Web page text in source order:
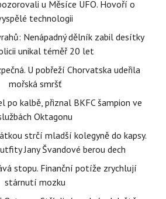
u Měsíce UFO. Hovoří o
technologii
Nenápadný dělník zabil desítky
unikal téměř 20 let
U pobřeží Chorvatska udeřila
mořská smršť
po kalbě, přiznal BKFC šampion ve
Oktagonu
strčí mladší kolegyně do kapsy.
Jany Švandové berou dech
stopu. Finanční potíže zrychlují
stárnutí mozku